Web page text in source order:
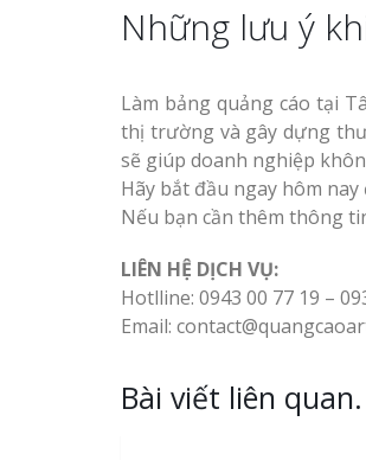
Những lưu ý
Làm bảng quảng cáo tại
thị trường và gây dựng
sẽ giúp doanh nghiệp
Hãy bắt đầu ngay hôm
Nếu bạn cần thêm thông
LIÊN HỆ DỊCH VỤ:
Hotlline: 0943 00 77 19 –
Email:
Bài viết liên quan.